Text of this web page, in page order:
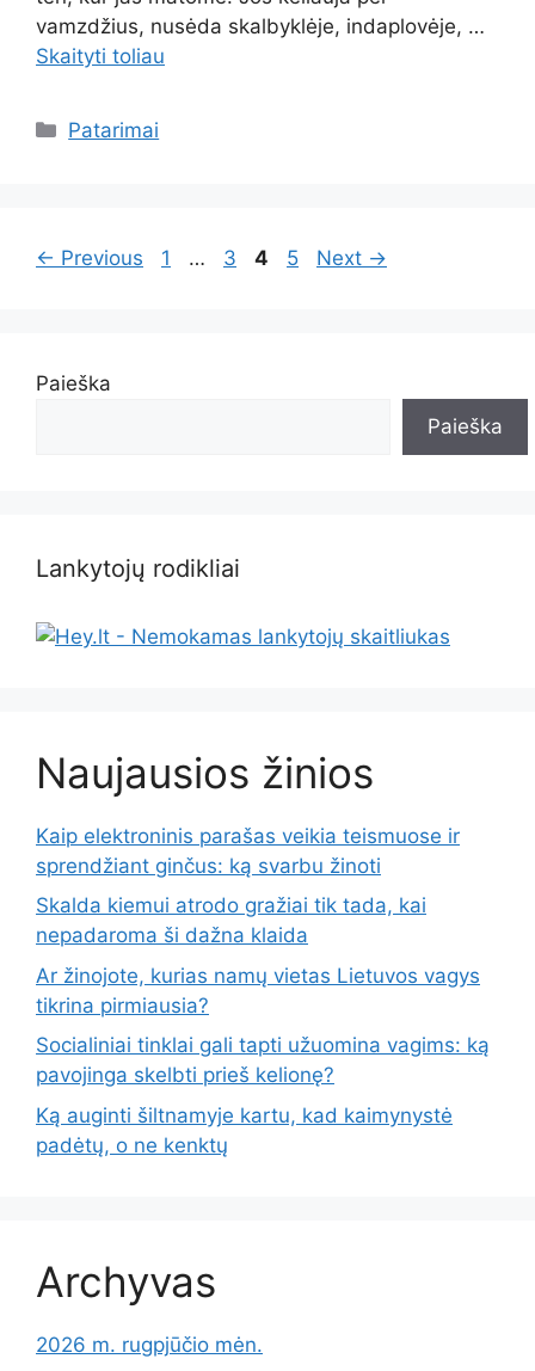
vamzdžius, nusėda skalbyklėje, indaplovėje, …
Skaityti toliau
Kategorijos
Patarimai
← Previous Page
1 … Page
3 Page
4 Page
5 Next →
Paieška
Paieška
Lankytojų rodikliai
Naujausios žinios
Kaip elektroninis parašas veikia teismuose ir
sprendžiant ginčus: ką svarbu žinoti
Skalda kiemui atrodo gražiai tik tada, kai
nepadaroma ši dažna klaida
Ar žinojote, kurias namų vietas Lietuvos vagys
tikrina pirmiausia?
Socialiniai tinklai gali tapti užuomina vagims: ką
pavojinga skelbti prieš kelionę?
Ką auginti šiltnamyje kartu, kad kaimynystė
padėtų, o ne kenktų
Archyvas
2026 m. rugpjūčio mėn.